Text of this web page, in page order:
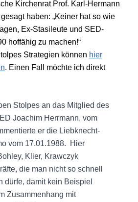
Kirchenrat Prof. Karl-Hermann
haben: „Keiner hat so wie
Ex-Stasileute und SED-
hoffähig zu machen!“
Strategien können hier
. Einen Fall möchte ich direkt
Stolpes an das Mitglied des
Joachim Herrmann, vom
er die Liebknecht-
vom 17.01.1988. Hier
Klier, Krawczyk
die man nicht so schnell
dürfe, damit kein Beispiel
Zusammenhang mit